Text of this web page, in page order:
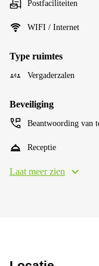
Postfaciliteiten
WIFI / Internet
Type ruimtes
Vergaderzalen
Beveiliging
Beantwoording van
Receptie
Laat meer zien